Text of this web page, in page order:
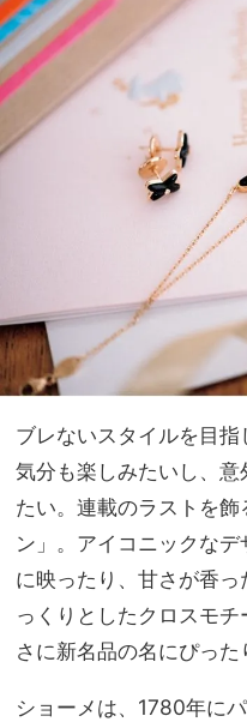
ブレないスタイルを目
気分も楽しみたいし、
たい。連載のラストを
ン」。アイコニックな
に映ったり、甘さが香
っくりとしたクロスモ
さに新名品の名にぴった
ショーメは、1780年に